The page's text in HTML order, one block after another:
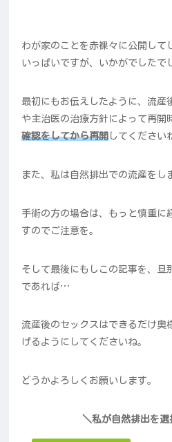
わが家のことを赤裸々に公開して
いっぱいですが、いかがでしたで
最初にもお伝えしたように、流産
や主治医の治療方針によって再開
確認をしてから再開 してください
また、私は自然排出での流産をし
手術の方の場合は、もっと慎重に
すのでご注意を。
そして最後にもしこの記事を、旦
であれば…
流産後のセックスはできるだけ奥
げるようにしてくださいね。
どうかよろしくお願いします。
＼私が自然排出を